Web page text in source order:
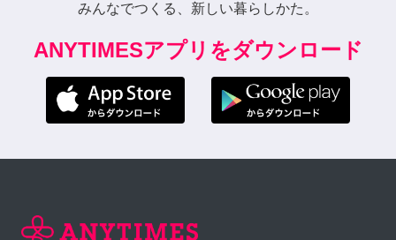
みんなでつくる、新しい暮らしかた。
ANYTIMESアプリをダウンロード